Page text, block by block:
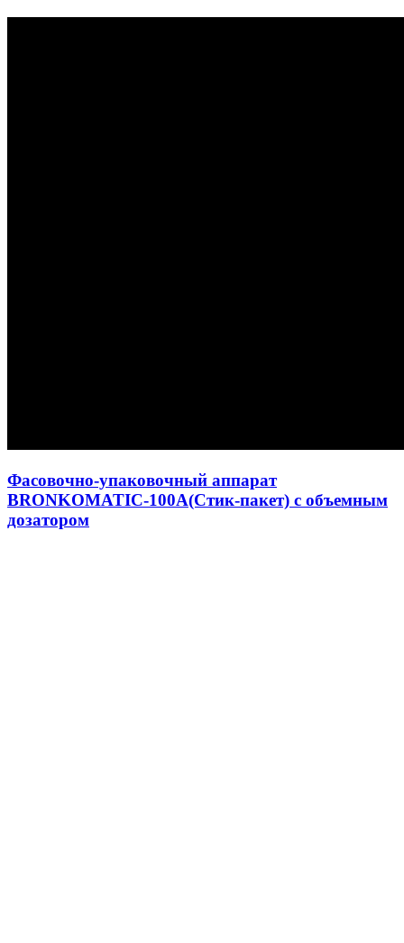
Фасовочно-упаковочный аппарат
BRONKOMATIC-100A(Стик-пакет) с объемным
дозатором